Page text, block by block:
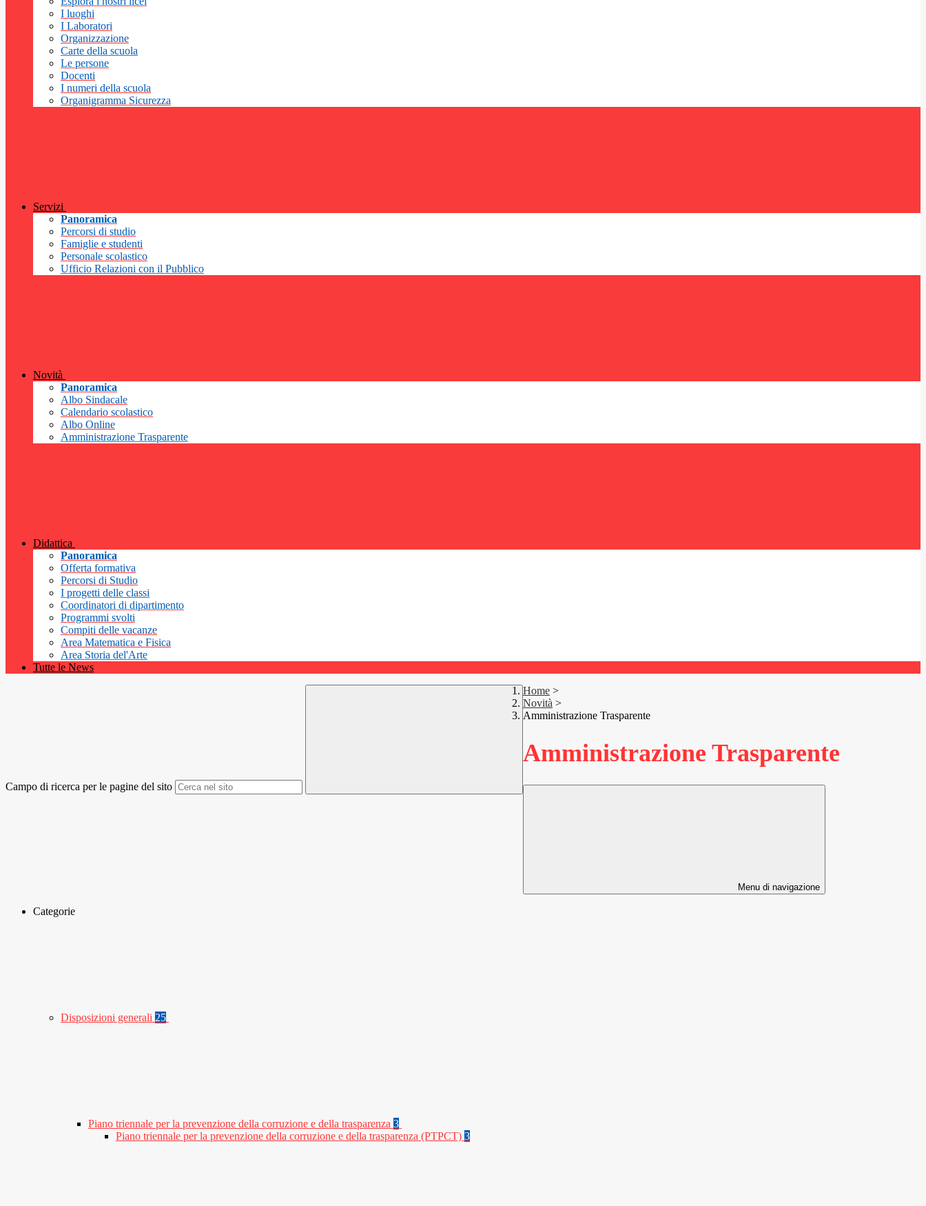
I luoghi
I Laboratori
Organizzazione
Carte della scuola
Le persone
Docenti
I numeri della scuola
Organigramma Sicurezza
Servizi
Panoramica
Percorsi di studio
Famiglie e studenti
Personale scolastico
Ufficio Relazioni con il Pubblico
Novità
Panoramica
Albo Sindacale
Calendario scolastico
Albo Online
Amministrazione Trasparente
Didattica
Panoramica
Offerta formativa
Percorsi di Studio
I progetti delle classi
Coordinatori di dipartimento
Programmi svolti
Compiti delle vacanze
Area Matematica e Fisica
Area Storia del'Arte
Tutte le News
Campo di ricerca per le pagine del sito
Home >
Novità >
Amministrazione Trasparente
Amministrazione Trasparente
Menu di navigazione
Categorie
Disposizioni generali 25
Piano triennale per la prevenzione della corruzione e della trasparenza 3
Piano triennale per la prevenzione della corruzione e della trasparenza (PTPCT) 3